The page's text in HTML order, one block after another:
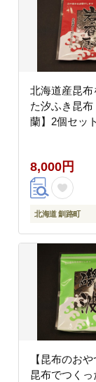
北海道産昆布
た汐ふき昆布
蘭】2個セット
8,000円
北海道 釧路町
【昆布のお
昆布でつくっ